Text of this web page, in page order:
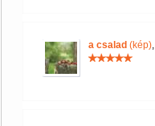
a csalad (kép),